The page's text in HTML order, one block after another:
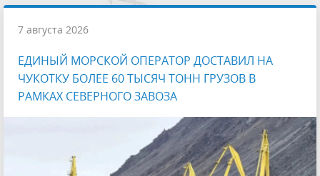
7 августа 2026
ЕДИНЫЙ МОРСКОЙ ОПЕРАТОР ДОСТАВИЛ НА
ЧУКОТКУ БОЛЕЕ 60 ТЫСЯЧ ТОНН ГРУЗОВ В
РАМКАХ СЕВЕРНОГО ЗАВОЗА